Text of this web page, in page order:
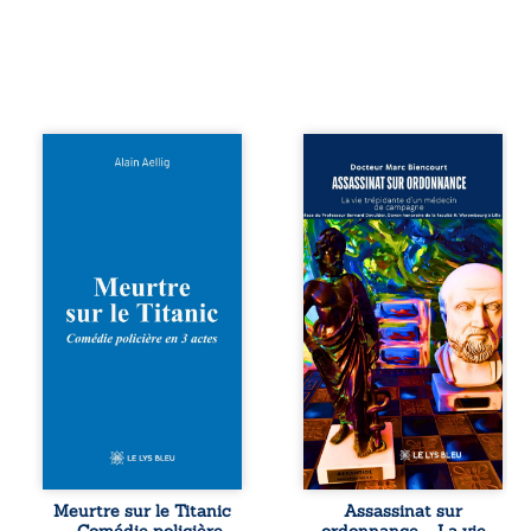
Et si le naufrage
en 1912, un
meurtre est
commis. Le drame
disparaît avec le
tard, la
l’épave fait
resurgir un secret
Meurtre sur le Titanic
Assassinat sur
ordonnance – La
vie trépidante
d’un médecin de
campagne est la
réédition enrichie
et actualisée du
témoignage du
Docteur Marc
Biencourt, ancien
médecin de
famille, qui revient
sur son parcours
médical, syndical
et ordinal. Depuis
septembre 2013, il
raconte le long
combat qui l’a
conduit à être
Assassinat sur